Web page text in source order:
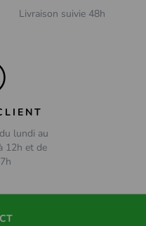
Livraison suivie 48h
lundi au
12h et de